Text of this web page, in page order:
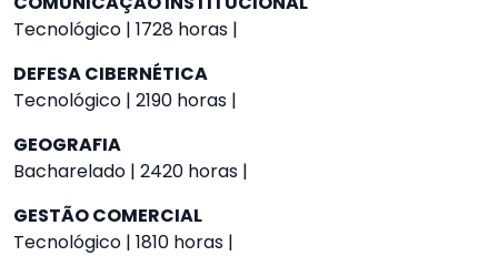
Tecnológico | 1728 horas |
DEFESA CIBERNÉTICA
Tecnológico | 2190 horas |
GEOGRAFIA
Bacharelado | 2420 horas |
GESTÃO COMERCIAL
Tecnológico | 1810 horas |